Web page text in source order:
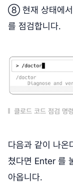
⑧ 현재 상태에서
를 점검합니다.
클로드 코드 점검
다음과 같이 나온
쳤다면 Enter 를
아옵니다.